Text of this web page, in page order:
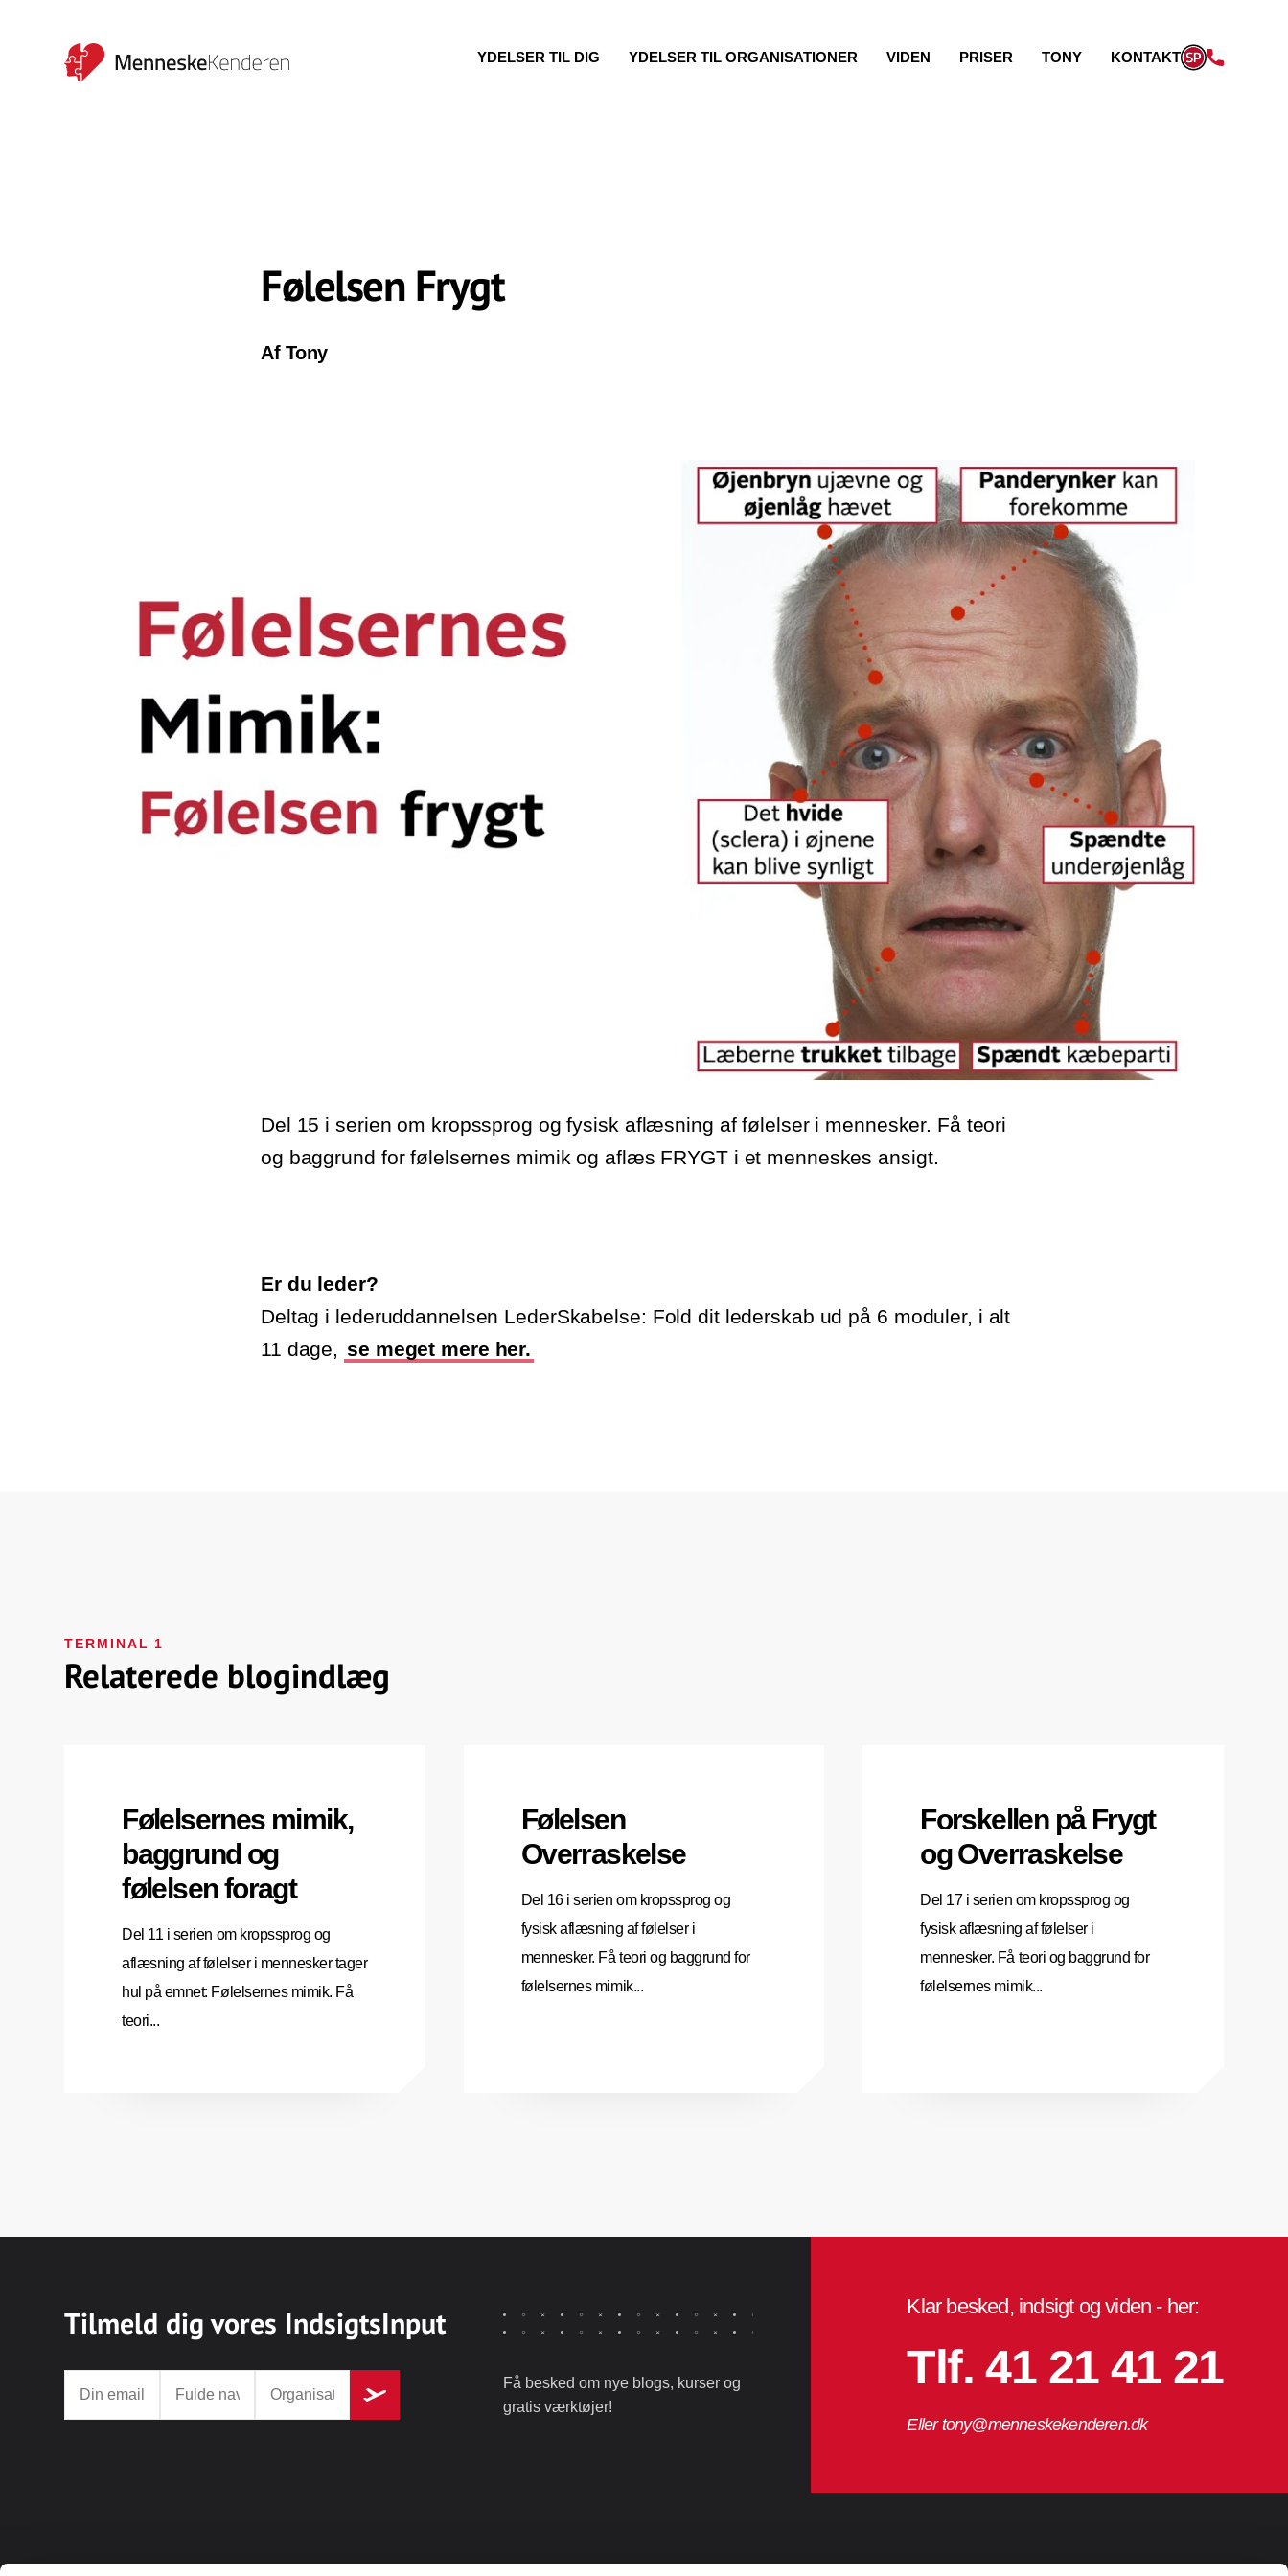
YDELSER TIL DIG YDELSER TIL ORGANISATIONER VIDEN PRISER TONY KONTAKT
Følelsen Frygt
Af Tony
Del 15 i serien om kropssprog og fysisk aflæsning af følelser i mennesker. Få teori
og baggrund for følelsernes mimik og aflæs FRYGT i et menneskes ansigt.
Er du leder?
Deltag i lederuddannelsen LederSkabelse: Fold dit lederskab ud på 6 moduler, i alt
11 dage, se meget mere her.
TERMINAL 1
Relaterede blogindlæg
Følelsernes mimik,
baggrund og
følelsen foragt
Del 11 i serien om kropssprog og
aflæsning af følelser i mennesker tager
hul på emnet: Følelsernes mimik. Få
teori...
Følelsen
Overraskelse
Del 16 i serien om kropssprog og
fysisk aflæsning af følelser i
mennesker. Få teori og baggrund for
følelsernes mimik...
Forskellen på Frygt
og Overraskelse
Del 17 i serien om kropssprog og
fysisk aflæsning af følelser i
mennesker. Få teori og baggrund for
følelsernes mimik...
Tilmeld dig vores IndsigtsInput
Få besked om nye blogs, kurser og
gratis værktøjer!
Klar besked, indsigt og viden - her:
Tlf. 41 21 41 21
Eller tony@menneskekenderen.dk